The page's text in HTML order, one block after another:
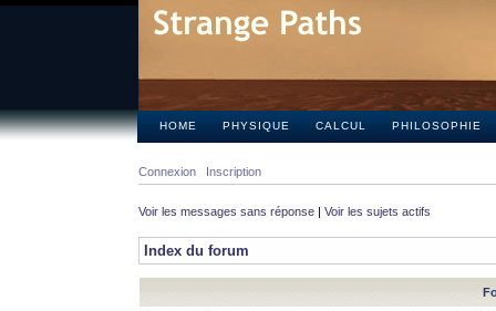
HOME PHYSIQUE CALCUL PHILOSOPHIE
Connexion Inscription
Voir les messages sans réponse | Voir les sujets actifs
Index du forum